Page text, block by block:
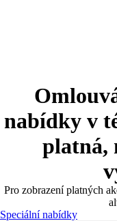
nabídky v
platná,
Pro zobrazení platných
Speciální nabídky